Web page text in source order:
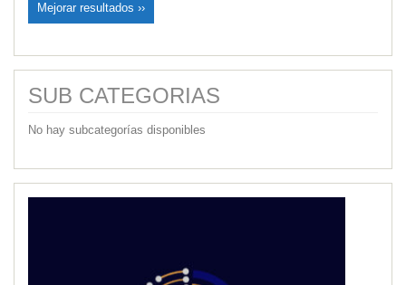
Mejorar resultados ››
SUB CATEGORIAS
No hay subcategorías disponibles